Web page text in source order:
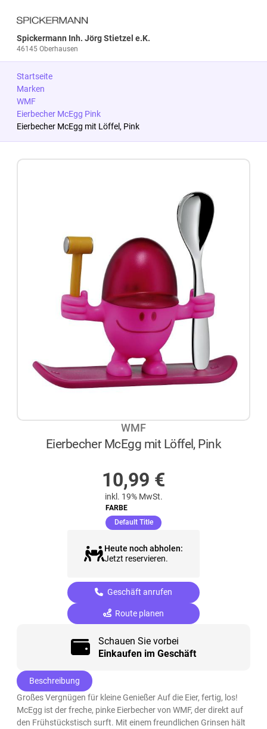
Spickermann Inh. Jörg Stietzel e.K.
46145 Oberhausen
Startseite
Marken
WMF
Eierbecher McEgg Pink
Eierbecher McEgg mit Löffel, Pink
WMF
Eierbecher McEgg mit Löffel, Pink
10,99 €
inkl. 19% MwSt.
FARBE
Default Title(ausgewählt)
Heute noch abholen:
Jetzt reservieren.
Geschäft anrufen
Route planen
Schauen Sie vorbei
Einkaufen im Geschäft
Beschreibung
Großes Vergnügen für kleine Genießer Auf die Eier, fertig, los!
McEgg ist der freche, pinke Eierbecher von WMF, der direkt auf
den Frühstückstisch surft. Mit einem freundlichen Grinsen hält